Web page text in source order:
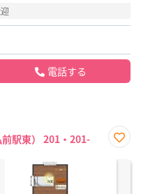
電話する
駅東） 201・201-
に入